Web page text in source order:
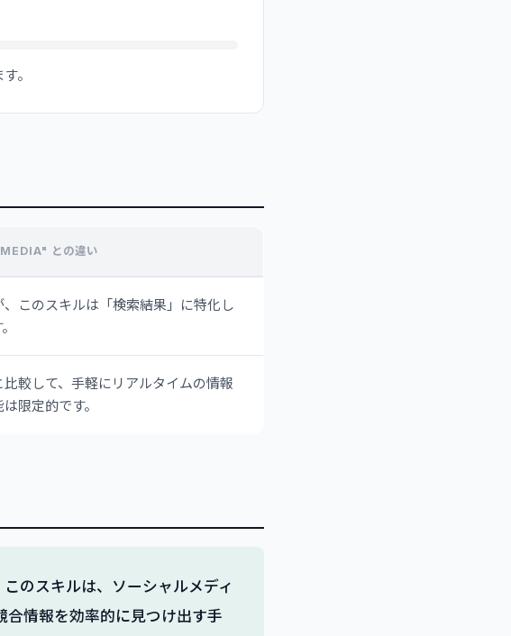
。
との違い
このスキルは「検索結果」に特化し
較して、手軽にリアルタイムの情報
限定的です。
のスキルは、ソーシャルメディ
合情報を効率的に見つけ出す手